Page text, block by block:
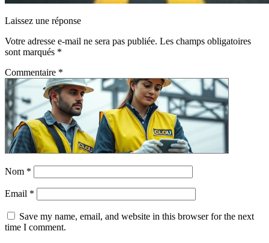
Laissez une réponse
Votre adresse e-mail ne sera pas publiée. Les champs obligatoires
sont marqués *
Commentaire *
Nom *
Email *
Save my name, email, and website in this browser for the next
time I comment.